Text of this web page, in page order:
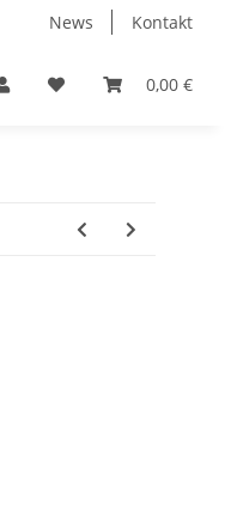
News Kontakt
0,00 €